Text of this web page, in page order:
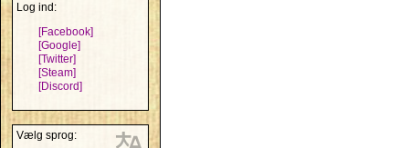
Log ind:
[Facebook]
[Google]
[Twitter]
[Steam]
[Discord]
Vælg sprog: